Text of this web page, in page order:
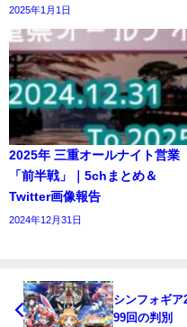
2025年1月1日
2025年 三重オールナイト営業
「前半戦」｜5chまとめ＆
Twitter画像報告
2024年12月31日
シンフォギ
99回の判別